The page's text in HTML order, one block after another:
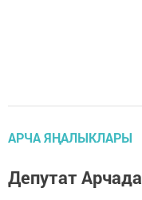
АРЧА ЯҢАЛЫКЛАРЫ
Депутат Арчада